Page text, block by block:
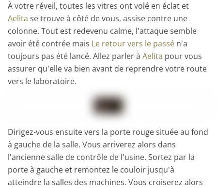
À votre réveil, toutes les vitres ont volé en éclat et
Aelita se trouve à côté de vous, assise contre une
colonne. Tout est redevenu calme, l'attaque semble
avoir été contrée mais Le retour vers le passé n'a
toujours pas été lancé. Allez parler à Aelita pour vous
assurer qu'elle va bien avant de reprendre votre route
vers le laboratoire.
Dirigez-vous ensuite vers la porte rouge située au fond
à gauche de la salle. Vous arriverez alors dans
l'ancienne salle de contrôle de l'usine. Sortez par la
porte à gauche et remontez le couloir jusqu'à
atteindre la salles des machines. Vous croiserez alors